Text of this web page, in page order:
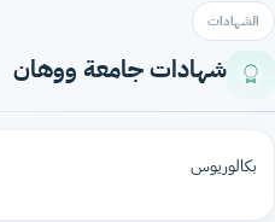
الشهادات
شهادات جامعة ووهان
بكالوريوس